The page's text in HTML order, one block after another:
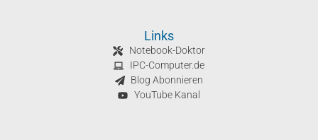
Notebook-Doktor
IPC-Computer.de
Blog Abonnieren
YouTube Kanal